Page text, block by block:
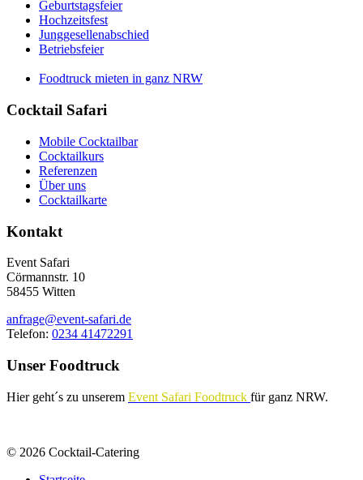
Geburtstagsfeier
Hochzeitsfest
Junggesellenabschied
Betriebsfeier
Foodtruck mieten in ganz NRW
Cocktail Safari
Mobile Cocktailbar
Cocktailkurs
Referenzen
Über uns
Cocktailkarte
Kontakt
Event Safari
Cörmannstr. 10
58455 Witten
anfrage@event-safari.de
Telefon: 0234 41472291
Unser Foodtruck
Hier geht´s zu unserem Event Safari Foodtruck für ganz NRW.
© 2026 Cocktail-Catering